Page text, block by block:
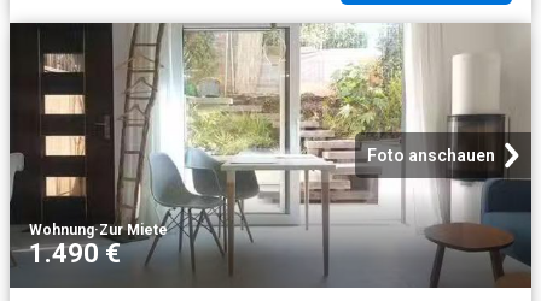
Foto anschauen
Wohnung·Zur Miete
1.490 €